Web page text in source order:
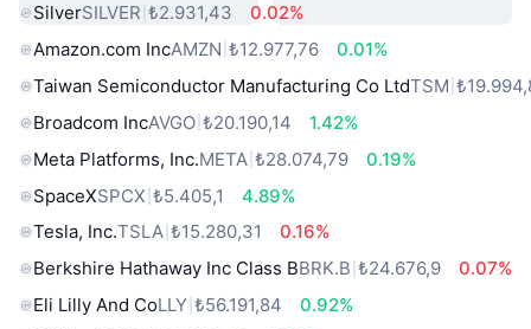
SilverSILVER ₺2.931,43
0.02%
Amazon.com IncAMZN ₺12.977,76
0.01%
Taiwan Semiconductor Manufacturing Co LtdTSM
Broadcom IncAVGO ₺20.190,14
1.42%
Meta Platforms, Inc.META ₺28.074,79
0.19%
SpaceXSPCX ₺5.405,1
4.89%
Tesla, Inc.TSLA ₺15.280,31
0.16%
Berkshire Hathaway Inc Class BBRK.B ₺24.676,9
0.07%
Eli Lilly And CoLLY ₺56.191,84
0.92%